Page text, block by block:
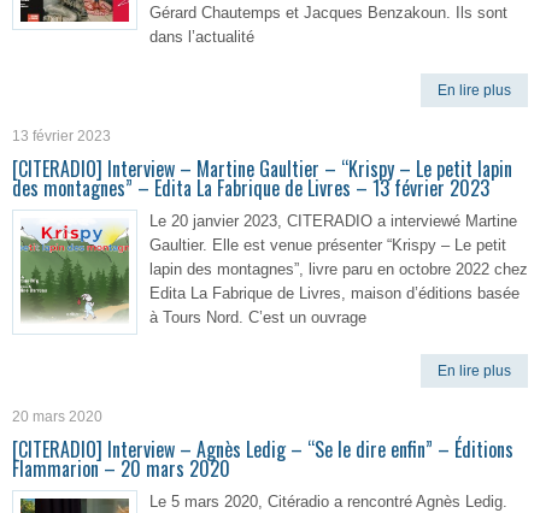
Gérard Chautemps et Jacques Benzakoun. Ils sont
dans l’actualité
En lire plus
13 février 2023
[CITERADIO] Interview – Martine Gaultier – “Krispy – Le petit lapin
des montagnes” – Edita La Fabrique de Livres – 13 février 2023
Le 20 janvier 2023, CITERADIO a interviewé Martine
Gaultier. Elle est venue présenter “Krispy – Le petit
lapin des montagnes”, livre paru en octobre 2022 chez
Edita La Fabrique de Livres, maison d’éditions basée
à Tours Nord. C’est un ouvrage
En lire plus
20 mars 2020
[CITERADIO] Interview – Agnès Ledig – “Se le dire enfin” – Éditions
Flammarion – 20 mars 2020
Le 5 mars 2020, Citéradio a rencontré Agnès Ledig.